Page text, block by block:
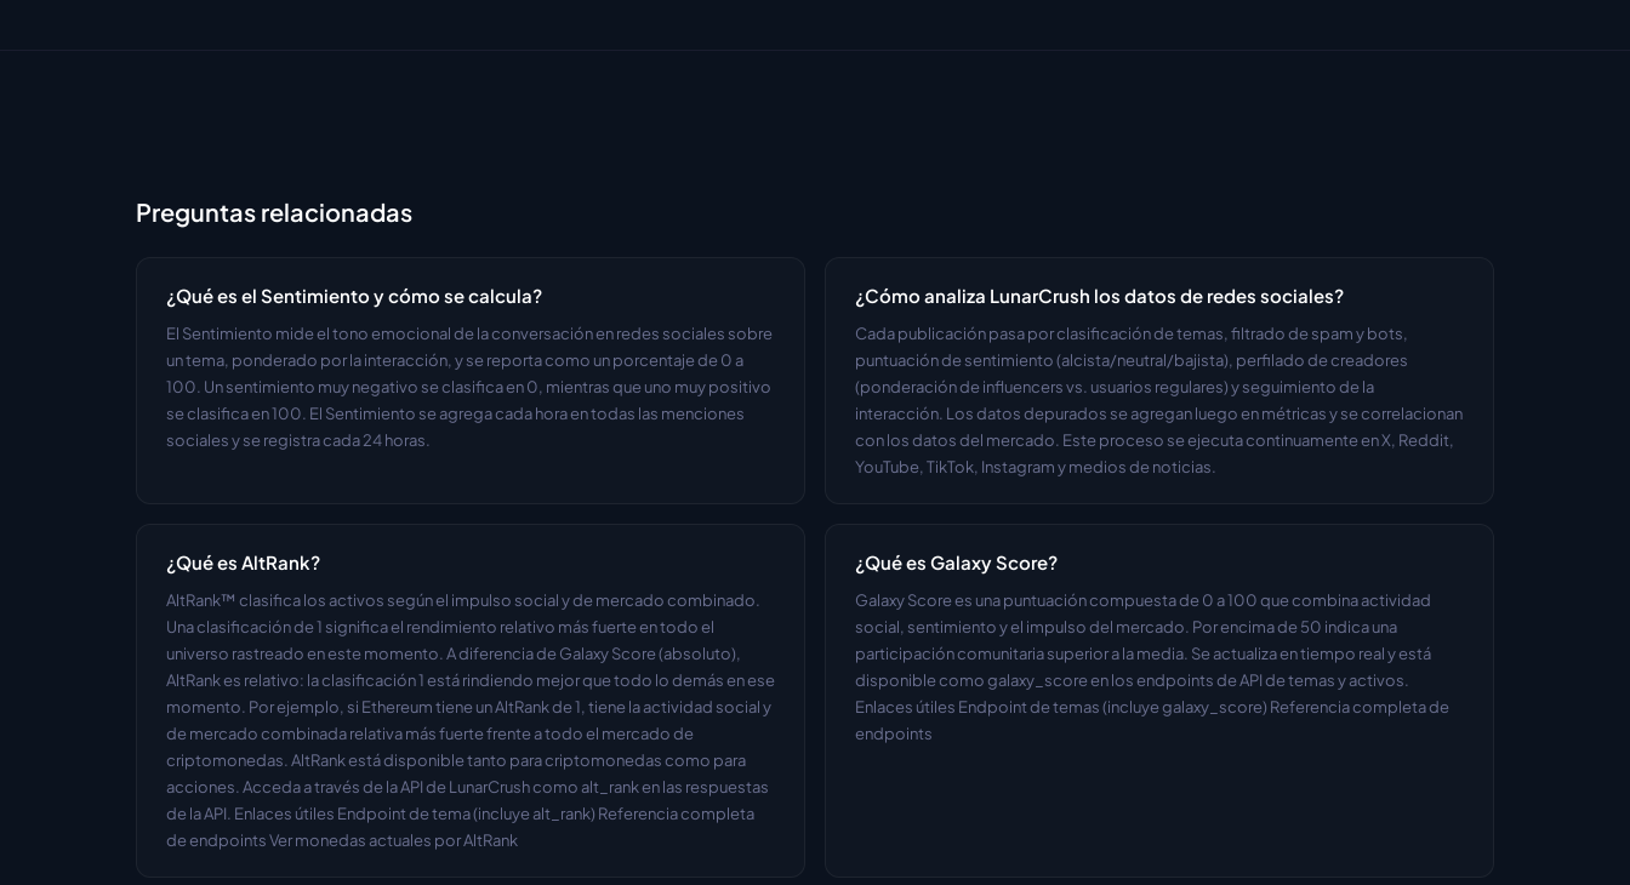
Preguntas relacionadas
¿Qué es el Sentimiento y cómo se calcula?
El Sentimiento mide el tono emocional de la conversación en redes sociales sobre
un tema, ponderado por la interacción, y se reporta como un porcentaje de 0 a
100. Un sentimiento muy negativo se clasifica en 0, mientras que uno muy positivo
se clasifica en 100. El Sentimiento se agrega cada hora en todas las menciones
sociales y se registra cada 24 horas.
¿Cómo analiza LunarCrush los datos de redes sociales?
Cada publicación pasa por clasificación de temas, filtrado de spam y bots,
puntuación de sentimiento (alcista/neutral/bajista), perfilado de creadores
(ponderación de influencers vs. usuarios regulares) y seguimiento de la
interacción. Los datos depurados se agregan luego en métricas y se correlacionan
con los datos del mercado. Este proceso se ejecuta continuamente en X, Reddit,
YouTube, TikTok, Instagram y medios de noticias.
¿Qué es AltRank?
AltRank™ clasifica los activos según el impulso social y de mercado combinado.
Una clasificación de 1 significa el rendimiento relativo más fuerte en todo el
universo rastreado en este momento. A diferencia de Galaxy Score (absoluto),
AltRank es relativo: la clasificación 1 está rindiendo mejor que todo lo demás en ese
momento. Por ejemplo, si Ethereum tiene un AltRank de 1, tiene la actividad social y
de mercado combinada relativa más fuerte frente a todo el mercado de
criptomonedas. AltRank está disponible tanto para criptomonedas como para
acciones. Acceda a través de la API de LunarCrush como alt_rank en las respuestas
de la API. Enlaces útiles Endpoint de tema (incluye alt_rank) Referencia completa
de endpoints Ver monedas actuales por AltRank
¿Qué es Galaxy Score?
Galaxy Score es una puntuación compuesta de 0 a 100 que combina actividad
social, sentimiento y el impulso del mercado. Por encima de 50 indica una
participación comunitaria superior a la media. Se actualiza en tiempo real y está
disponible como galaxy_score en los endpoints de API de temas y activos.
Enlaces útiles Endpoint de temas (incluye galaxy_score) Referencia completa de
endpoints